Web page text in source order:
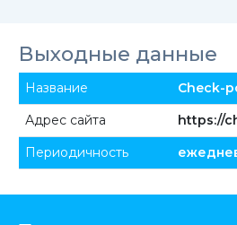
Выходные данные
Название
Check-
Адрес сайта
https://
Периодичность